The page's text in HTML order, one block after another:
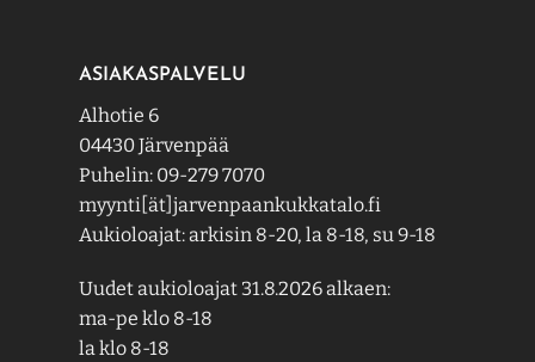
ASIAKASPALVELU
Alhotie 6
04430 Järvenpää
Puhelin: 09-279 7070
myynti[ät]jarvenpaankukkatalo.fi
Aukioloajat: arkisin 8-20, la 8-18, su 9-18
Uudet aukioloajat 31.8.2026 alkaen:
ma-pe klo 8-18
la klo 8-18